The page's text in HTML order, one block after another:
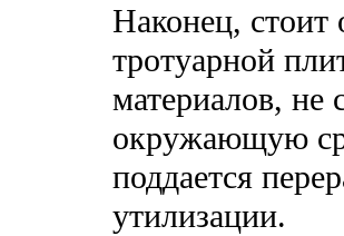
Наконец, стоит
тротуарной
материалов, не
окружающую
поддается
утилизации.